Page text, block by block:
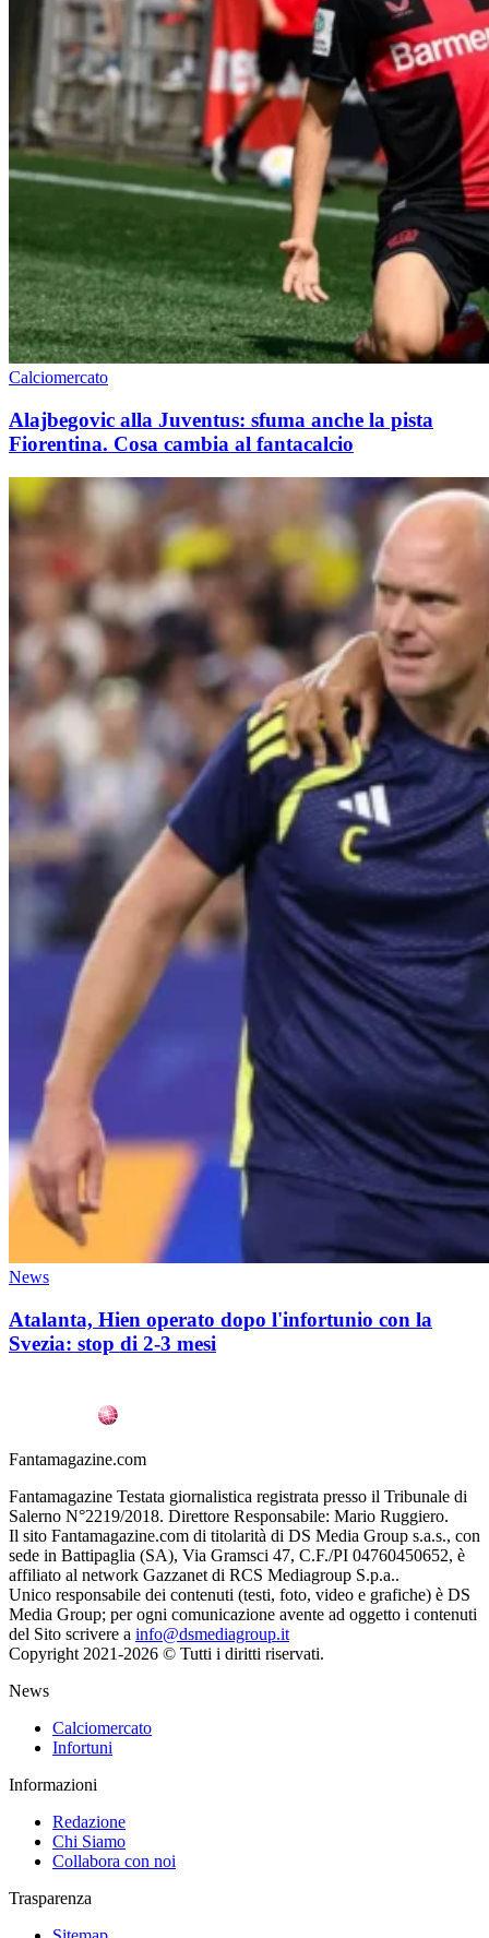
Calciomercato
Alajbegovic alla Juventus: sfuma anche la pista
Fiorentina. Cosa cambia al fantacalcio
News
Atalanta, Hien operato dopo l'infortunio con la
Svezia: stop di 2-3 mesi
Fantamagazine.com
Fantamagazine Testata giornalistica registrata presso il Tribunale di
Salerno N°2219/2018. Direttore Responsabile: Mario Ruggiero.
Il sito Fantamagazine.com di titolarità di DS Media Group s.a.s., con
sede in Battipaglia (SA), Via Gramsci 47, C.F./PI 04760450652, è
affiliato al network Gazzanet di RCS Mediagroup S.p.a..
Unico responsabile dei contenuti (testi, foto, video e grafiche) è DS
Media Group; per ogni comunicazione avente ad oggetto i contenuti
del Sito scrivere a info@dsmediagroup.it
Copyright 2021-2026 © Tutti i diritti riservati.
News
Calciomercato
Infortuni
Informazioni
Redazione
Chi Siamo
Collabora con noi
Trasparenza